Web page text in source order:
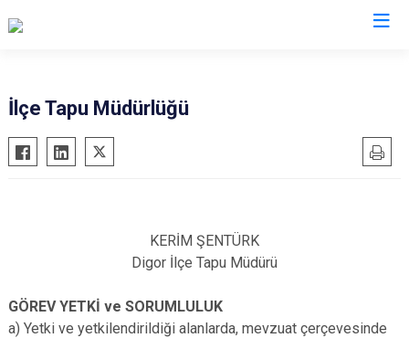
Akyaka
Arpaçay
Susuz
İlçe Tapu Müdürlüğü
KERİM ŞENTÜRK
Digor İlçe Tapu Müdürü
GÖREV YETKİ ve SORUMLULUK
a) Yetki ve yetkilendirildiği alanlarda, mevzuat çerçevesinde